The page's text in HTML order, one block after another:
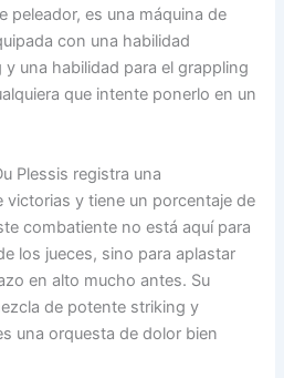
peleador, es una máquina de
con una habilidad
una habilidad para el grappling
que intente ponerlo en un
Plessis registra una
victorias y tiene un porcentaje de
combatiente no está aquí para
los jueces, sino para aplastar
en alto mucho antes. Su
de potente striking y
una orquesta de dolor bien